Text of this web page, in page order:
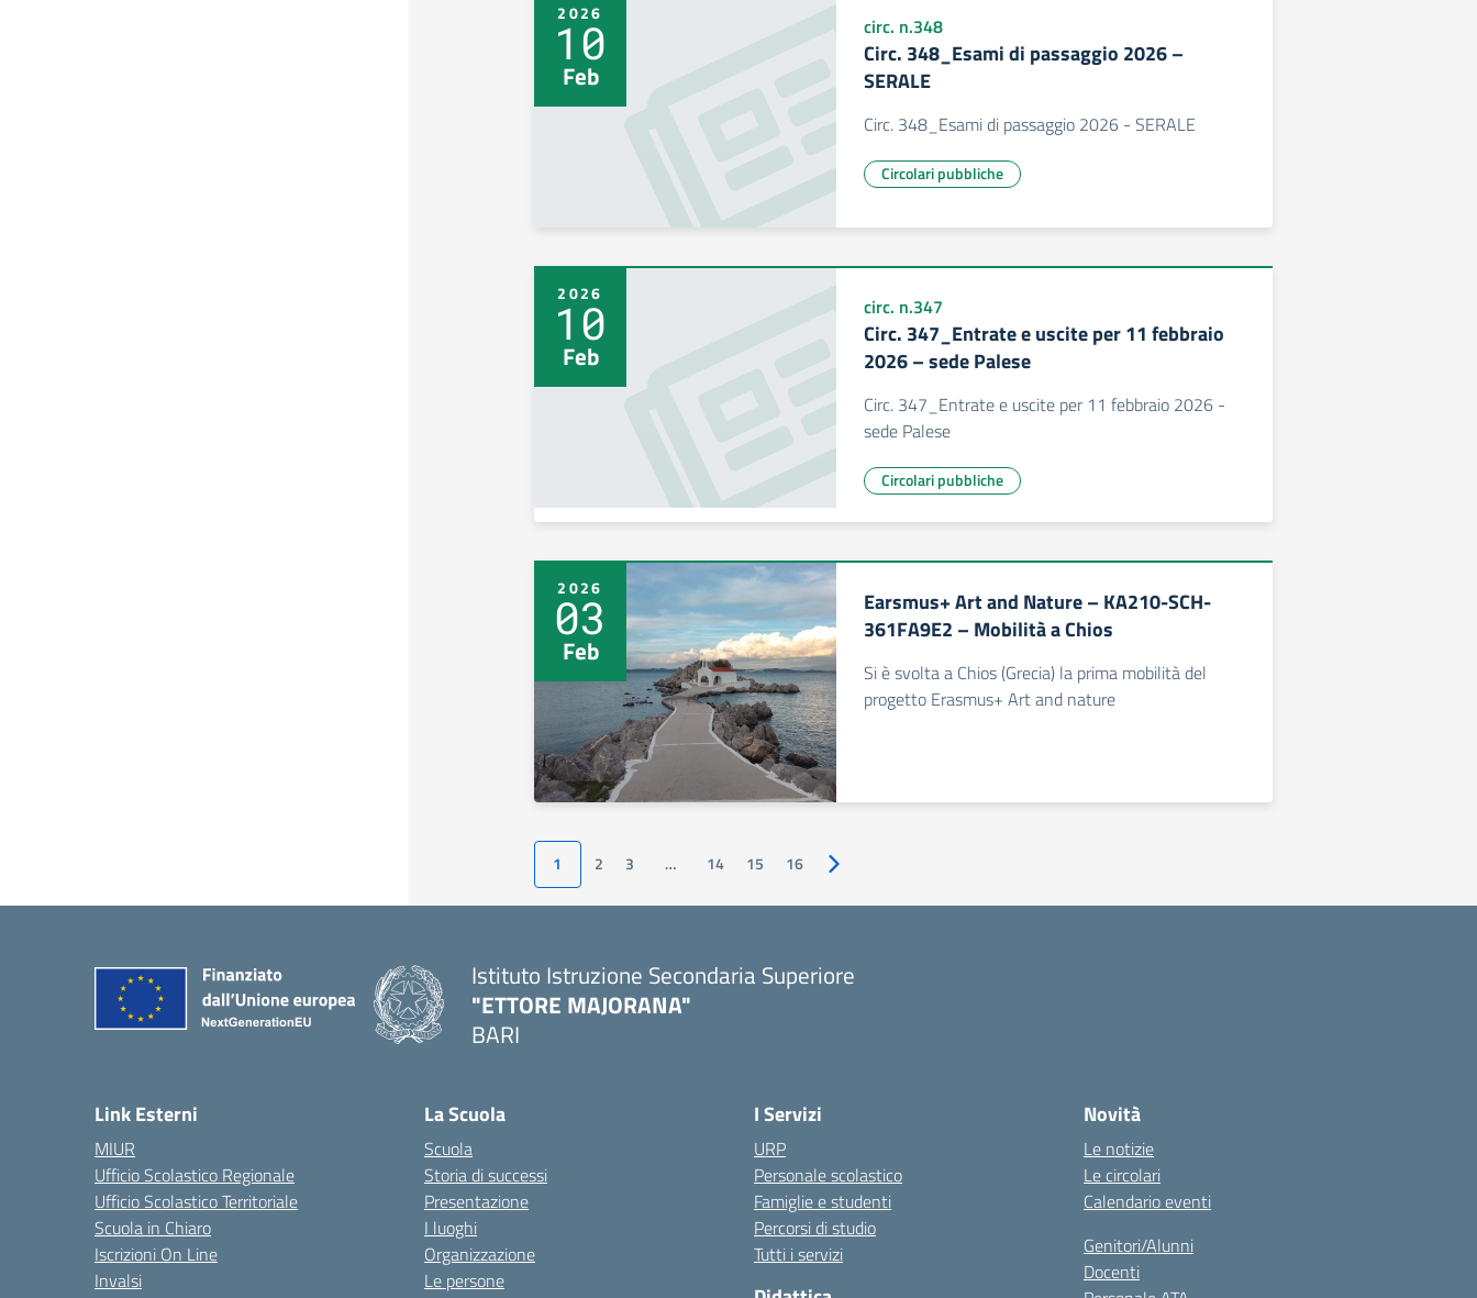
2026
10
Feb
circ. n.348
Circ. 348_Esami di passaggio 2026 –
SERALE
Circ. 348_Esami di passaggio 2026 - SERALE
Circolari pubbliche
2026
10
Feb
circ. n.347
Circ. 347_Entrate e uscite per 11 febbraio
2026 – sede Palese
Circ. 347_Entrate e uscite per 11 febbraio 2026 -
sede Palese
Circolari pubbliche
2026
03
Feb
Earsmus+ Art and Nature – KA210-SCH-
361FA9E2 – Mobilità a Chios
Si è svolta a Chios (Grecia) la prima mobilità del
progetto Erasmus+ Art and nature
1 2 3 … 14 15 16 Pagina successiva
Istituto Istruzione Secondaria Superiore
"ETTORE MAJORANA"
BARI
Link Esterni
MIUR
Ufficio Scolastico Regionale
Ufficio Scolastico Territoriale
Scuola in Chiaro
Iscrizioni On Line
Invalsi
La Scuola
Scuola
Storia di successi
Presentazione
I luoghi
Organizzazione
Le persone
I Servizi
URP
Personale scolastico
Famiglie e studenti
Percorsi di studio
Tutti i servizi
Novità
Le notizie
Le circolari
Calendario eventi
Genitori/Alunni
Docenti